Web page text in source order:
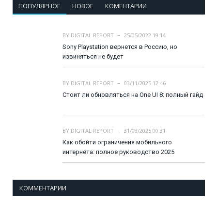
ПОПУЛЯРНОЕ НОВОЕ КОМЕНТАРИИ
BY DIGITAL REPORT
25/05/2022 19:14
Sony Playstation вернется в Россию, но
извиняться не будет
BY DIGITAL REPORT
03/11/2025 12:46
Стоит ли обновляться на One UI 8: полный гайд
BY DIGITAL REPORT
31/08/2025 00:31
Как обойти ограничения мобильного
интернета: полное руководство 2025
КОММЕНТАРИИ